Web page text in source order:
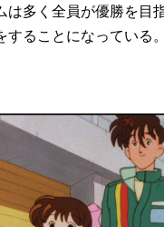
は多く全員が優勝を目
ることになっている。